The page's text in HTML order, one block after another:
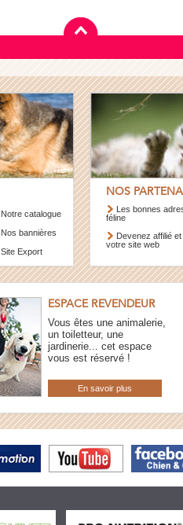
Notre catalogue
Nos bannières
Site Export
NOS
Les bonnes
féline
Devenez affilié
votre site web
ESPACE REVENDEUR
Vous êtes une animalerie,
un toiletteur, une
jardinerie... cet espace
vous est réservé !
En savoir plus